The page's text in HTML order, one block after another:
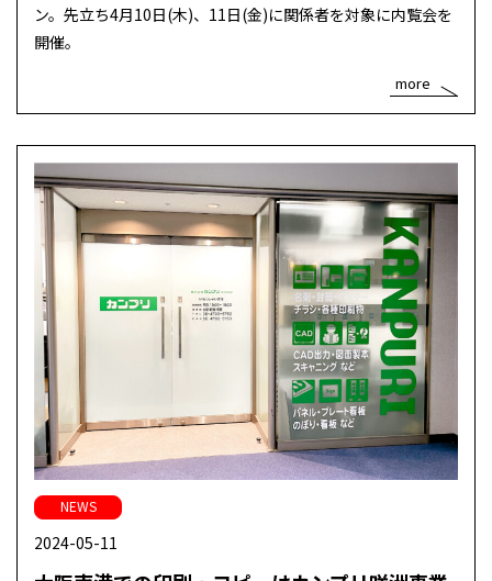
ン。先立ち4月10日(木)、11日(金)に関係者を対象に内覧会を
開催。
more
NEWS
2024-05-11